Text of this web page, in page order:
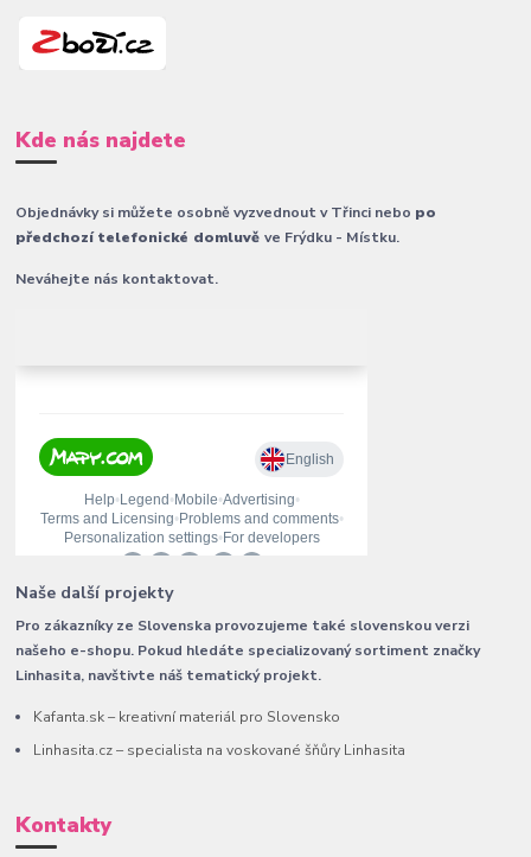
Kde nás najdete
Objednávky si můžete osobně vyzvednout v Třinci nebo po
předchozí telefonické domluvěve Frýdku - Místku.
Neváhejte nás kontaktovat.
Naše další projekty
Pro zákazníky ze Slovenska provozujeme také slovenskou verzi
našeho e-shopu. Pokud hledáte specializovaný sortiment značky
Linhasita, navštivte náš tematický projekt.
Kafanta.sk – kreativní materiál pro Slovensko
Linhasita.cz – specialista na voskované šňůry Linhasita
Kontakty